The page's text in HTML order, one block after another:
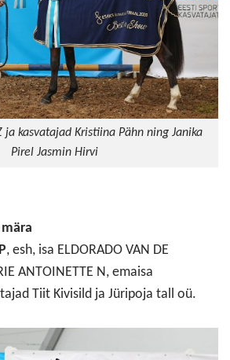
ja kasvatajad Kristiina Pähn ning Janika
Pirel Jasmin Hirvi
, esh, isa ELDORADO VAN DE
ANTOINETTE N, emaisa
Tiit Kivisild ja Jüripoja tall oü.